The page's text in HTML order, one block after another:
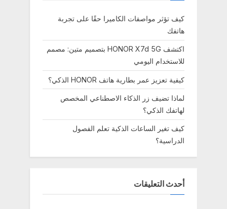
كيف تؤثر مواصفات الكاميرا حقًا على تجربة
هاتفك
اكتشف HONOR X7d 5G بتصميم متين: مصمم
للاستخدام اليومي
كيفية تعزيز عمر بطارية هاتف HONOR الذكي؟
لماذا تضيف زر الذكاء الاصطناعي المخصص
لهاتفك الذكي؟
كيف تغير الساعات الذكية تعلم الفصول
الدراسية؟
أحدث التعليقات